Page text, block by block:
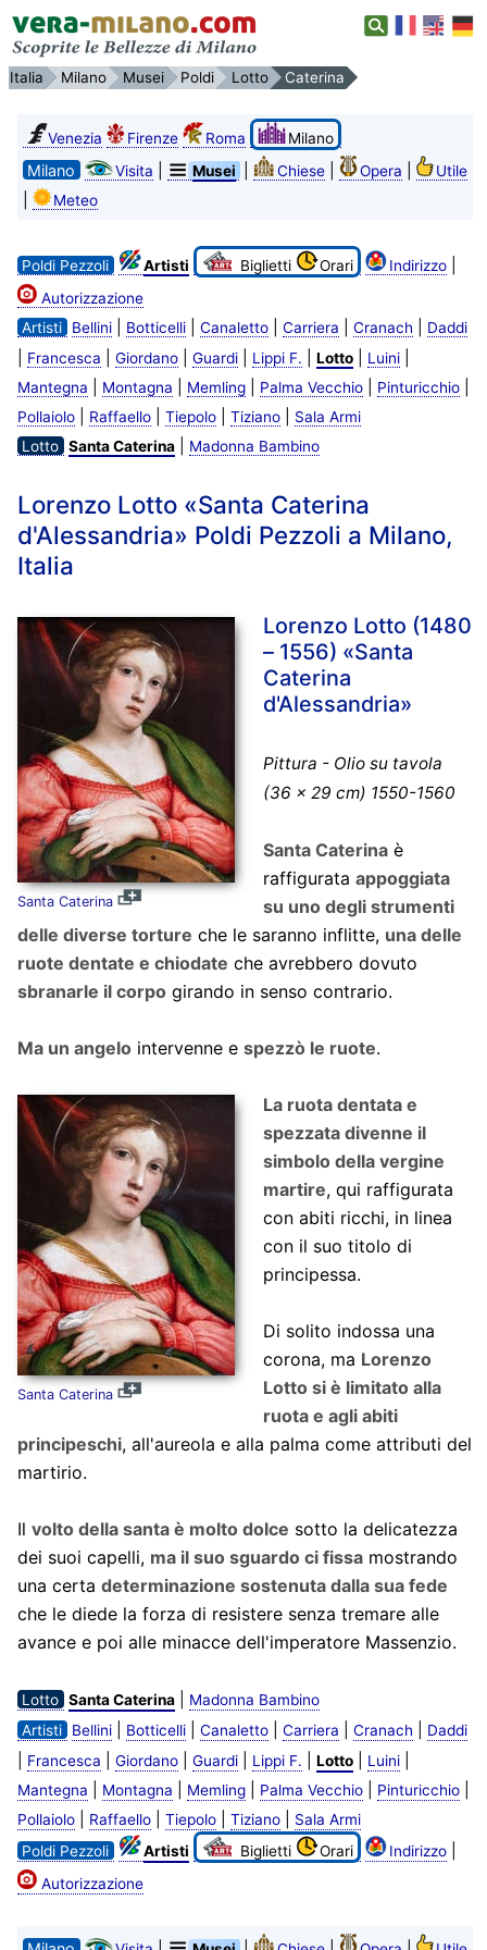
Italia Milano Musei Poldi Lotto Caterina
Venezia Firenze Roma Milano
Milano Visita Musei Chiese| Opera Utile
Meteo
Poldi Pezzoli Artisti Biglietti Orari Indirizzo|
Autorizzazione
Artisti
Bellini| Botticelli| Canaletto| Carriera Cranach Daddi
Francesca Giordano| Guardi| Lippi F. Lotto| Luini|
Mantegna Montagna Memling| Palma Vecchio| Pinturicchio|
Pollaiolo| Raffaello| Tiepolo| Tiziano|
Sala Armi
Lotto Santa Caterina| Madonna Bambino
Lorenzo Lotto «Santa Caterina
d'Alessandria» Poldi Pezzoli a Milano,
Italia
Santa Caterina
Lorenzo Lotto (1480
– 1556) «Santa
Caterina
d'Alessandria»
Pittura - Olio su tavola
(36 x 29 cm) 1550-1560
Santa Caterinaè
raffigurata appoggiata
su uno degli strumenti
delle diverse torture che le saranno inflitte, una delle
ruote dentate e chiodate che avrebbero dovuto
sbranarle il corpogirando in senso contrario.
Ma un angelointervenne e spezzò le ruote.
Santa Caterina
La ruota dentata e
spezzata divenne il
simbolo della vergine
martire, qui raffigurata
con abiti ricchi, in linea
con il suo titolo di
principessa.
Di solito indossa una
corona, ma Lorenzo
Lotto si è limitato alla
ruota e agli abiti
principeschi, all'aureola e alla palma come attributi del
martirio.
Il volto della santa è molto dolce sotto la delicatezza
dei suoi capelli, ma il suo sguardo ci fissamostrando
una certa determinazione sostenuta dalla sua fede
che le diede la forza di resistere senza tremare alle
avance e poi alle minacce dell'imperatore Massenzio.
Lotto Santa Caterina|
Madonna Bambino
Artisti
Bellini| Botticelli| Canaletto| Carriera Cranach Daddi
Francesca Giordano| Guardi| Lippi F. Lotto| Luini|
Mantegna Montagna Memling| Palma Vecchio| Pinturicchio|
Pollaiolo| Raffaello| Tiepolo| Tiziano|
Sala Armi
Poldi Pezzoli
Artisti Biglietti Orari Indirizzo|
Autorizzazione